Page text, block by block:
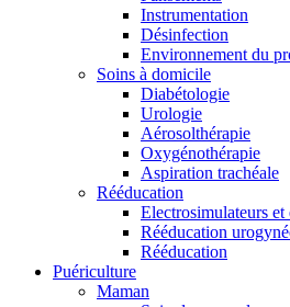
Instrumentation
Désinfection
Environnement du
Soins à domicile
Diabétologie
Urologie
Aérosolthérapie
Oxygénothérapie
Aspiration trachéale
Rééducation
Electrosimulateurs et
Rééducation
Rééducation
Puériculture
Maman